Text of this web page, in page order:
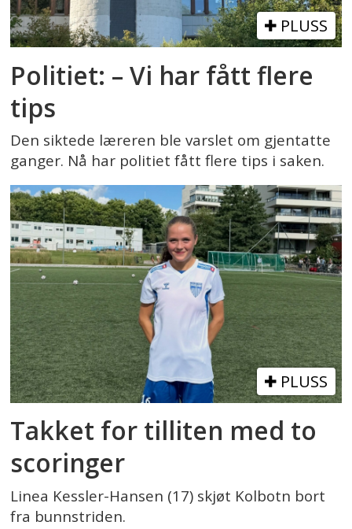
PLUSS
Politiet: – Vi har fått flere
tips
Den siktede læreren ble varslet om gjentatte
ganger. Nå har politiet fått flere tips i saken.
PLUSS
Takket for tilliten med to
scoringer
Linea Kessler-Hansen (17) skjøt Kolbotn bort
fra bunnstriden.